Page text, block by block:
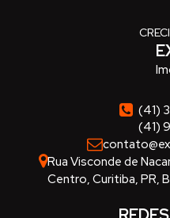
(41)
(41)
Rua Visconde de Nacar
Centro, Curitiba, PR,